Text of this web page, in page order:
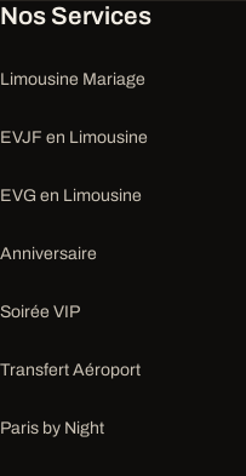
Nos Services
Limousine Mariage
EVJF en Limousine
EVG en Limousine
Anniversaire
Soirée VIP
Transfert Aéroport
Paris by Night